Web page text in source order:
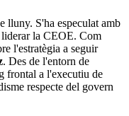
lluny. S'ha especulat amb
liderar la CEOE. Com
l'estratègia a seguir
. Des de l'entorn de
frontal a l'executiu de
respecte del govern